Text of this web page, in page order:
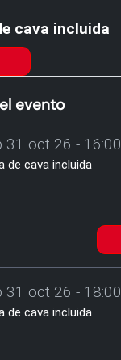
cava incluida
evento
31 oct 26 - 16:00
de cava incluida
31 oct 26 - 18:00
de cava incluida